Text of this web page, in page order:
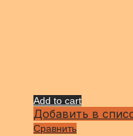
Add to cart
Добавить в
Сравнить